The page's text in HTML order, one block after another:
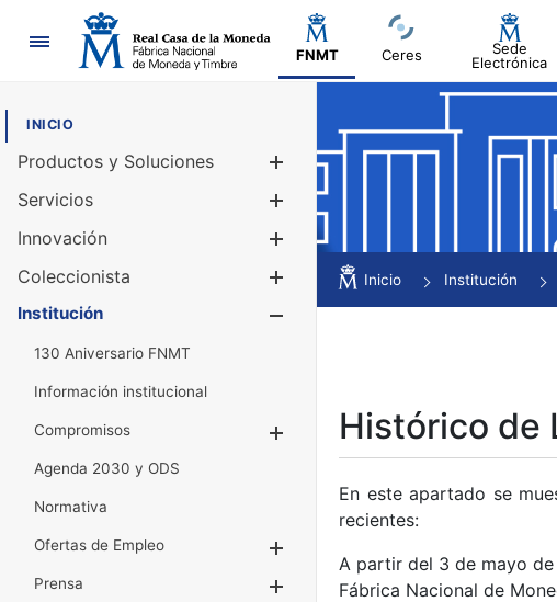
Navegación
FNMT Ceres
Sede
Electrónica
INICIO
Productos y Soluciones
Mostrar/Ocultar
Servicios
Innovación
Coleccionista
Mostrar/Ocultar
Institución
130 Aniversario FNMT
Información institucional
Compromisos
Mostrar/Ocultar
Agenda 2030 y ODS
Normativa
Ofertas de Empleo
Prensa
Mostrar/Ocultar
Inicio Institución
Histórico de
En este apartado se
recientes:
A partir del 3 de mayo
Fábrica Nacional de